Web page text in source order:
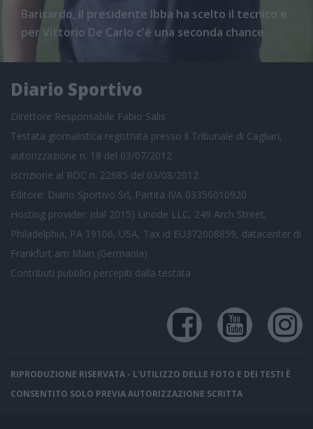
Barisardo, il presidente Ibba ha scelto il tecnico e
per Vittorio De Carlo c'è una seconda chance
Diario Sportivo
Direttore Responsabile Fabio Salis
Testata giornalistica registrata presso il Tribunale di Cagliari,
autorizzazione n. 18 del 03/07/2012
Iscrizione al ROC n. 22685 del 03/08/2012
Editore: Diario Sportivo Srl, Partita IVA 03356010920
Hosting provider: (dal 2015) Linode LLC, 249 Arch Street,
Philadelphia, PA 19106, USA, Tax id EU372008859, datacenter di
Frankfurt am Main (Germania)
Contributi pubblici percepiti dalla testata
RIPRODUZIONE RISERVATA - L'UTILIZZO DELLE FOTO E DEI TESTI È
CONSENTITO SOLO PREVIA AUTORIZZAZIONE SCRITTA